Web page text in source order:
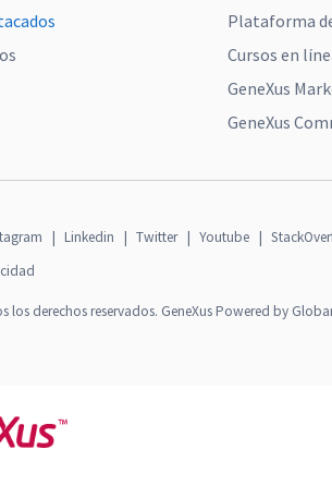
Plataforma
Cursos en
GeneXus
GeneXus
| Linkedin | Twitter | Youtube |
los derechos reservados. GeneXus Powered by